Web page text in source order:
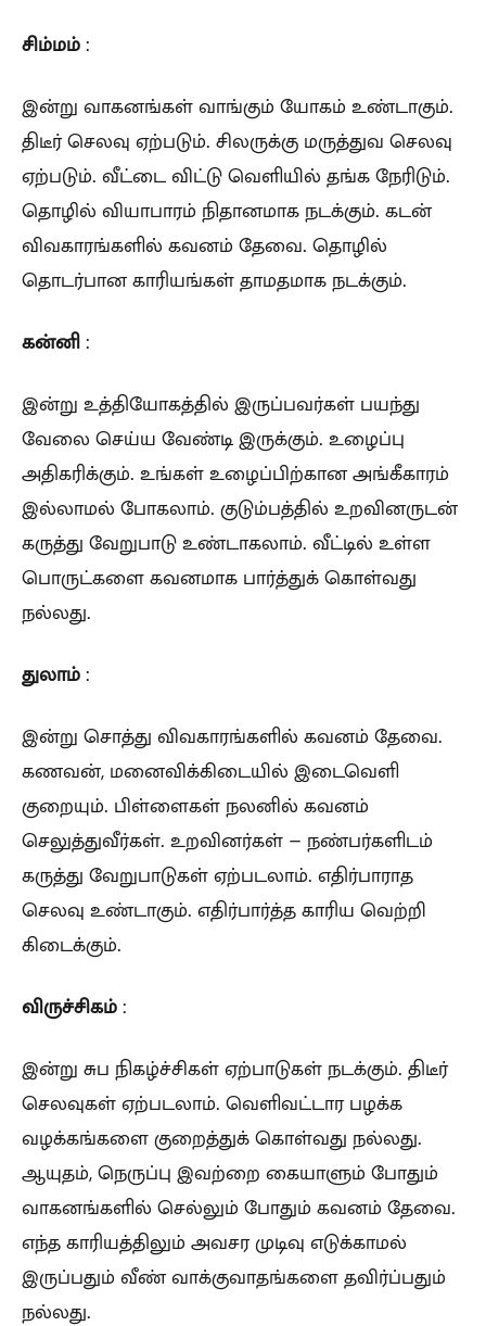
சிம்மம் :
இன்று வாகனங்கள் வாங்கும் யோகம் உண்டாகும்.
திடீர் செலவு ஏற்படும். சிலருக்கு மருத்துவ செலவு
ஏற்படும். வீட்டை விட்டு வெளியில் தங்க நேரிடும்.
தொழில் வியாபாரம் நிதானமாக நடக்கும். கடன்
விவகாரங்களில் கவனம் தேவை. தொழில்
தொடர்பான காரியங்கள் தாமதமாக நடக்கும்.
கன்னி :
இன்று உத்தியோகத்தில் இருப்பவர்கள் பயந்து
வேலை செய்ய வேண்டி இருக்கும். உழைப்பு
அதிகரிக்கும். உங்கள் உழைப்பிற்கான அங்கீகாரம்
இல்லாமல் போகலாம். குடும்பத்தில் உறவினருடன்
கருத்து வேறுபாடு உண்டாகலாம். வீட்டில் உள்ள
பொருட்களை கவனமாக பார்த்துக் கொள்வது
நல்லது.
துலாம் :
இன்று சொத்து விவகாரங்களில் கவனம் தேவை.
கணவன், மனைவிக்கிடையில் இடைவெளி
குறையும். பிள்ளைகள் நலனில் கவனம்
செலுத்துவீர்கள். உறவினர்கள் – நண்பர்களிடம்
கருத்து வேறுபாடுகள் ஏற்படலாம். எதிர்பாராத
செலவு உண்டாகும். எதிர்பார்த்த காரிய வெற்றி
கிடைக்கும்.
விருச்சிகம் :
இன்று சுப நிகழ்ச்சிகள் ஏற்பாடுகள் நடக்கும். திடீர்
செலவுகள் ஏற்படலாம். வெளிவட்டார பழக்க
வழக்கங்களை குறைத்துக் கொள்வது நல்லது.
ஆயுதம், நெருப்பு இவற்றை கையாளும் போதும்
வாகனங்களில் செல்லும் போதும் கவனம் தேவை.
எந்த காரியத்திலும் அவசர முடிவு எடுக்காமல்
இருப்பதும் வீண் வாக்குவாதங்களை தவிர்ப்பதும்
நல்லது.